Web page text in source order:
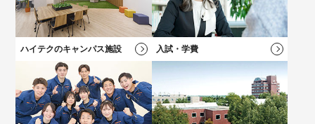
学科一覧を見る 総合型選抜（AO）入試
就職サポート
学費サポート
新キャンパス完成！
施設・設備
大学？專門？
迷っている方へ
就職サポート
学費サポート
ハイテクのキャンパス施設 入試・学費